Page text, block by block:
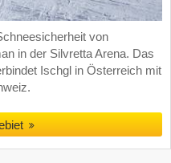
von
in der Silvretta Arena. Das
Ischgl in Österreich mit